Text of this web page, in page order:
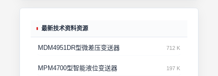
最新技术资料资源
MDM4951DR型微差压变送器 712 K
MPM4700型智能液位变送器 197 K